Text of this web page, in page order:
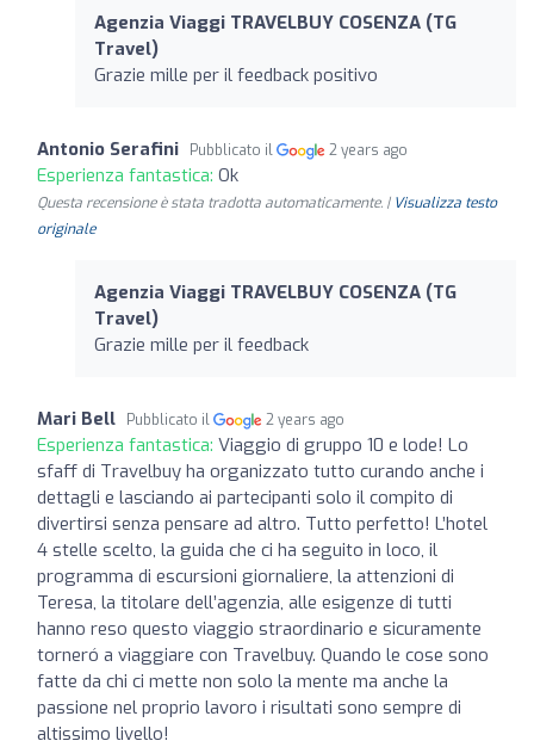
Agenzia Viaggi TRAVELBUY COSENZA (TG
Travel)
Grazie mille per il feedback positivo
Antonio Serafini Pubblicato il 2 years ago
Esperienza fantastica: Ok
Questa recensione è stata tradotta automaticamente. | Visualizza testo
originale
Agenzia Viaggi TRAVELBUY COSENZA (TG
Travel)
Grazie mille per il feedback
Mari Bell Pubblicato il 2 years ago
Esperienza fantastica: Viaggio di gruppo 10 e lode! Lo
sfaff di Travelbuy ha organizzato tutto curando anche i
dettagli e lasciando ai partecipanti solo il compito di
divertirsi senza pensare ad altro. Tutto perfetto! L’hotel
4 stelle scelto, la guida che ci ha seguito in loco, il
programma di escursioni giornaliere, la attenzioni di
Teresa, la titolare dell’agenzia, alle esigenze di tutti
hanno reso questo viaggio straordinario e sicuramente
torneró a viaggiare con Travelbuy. Quando le cose sono
fatte da chi ci mette non solo la mente ma anche la
passione nel proprio lavoro i risultati sono sempre di
altissimo livello!